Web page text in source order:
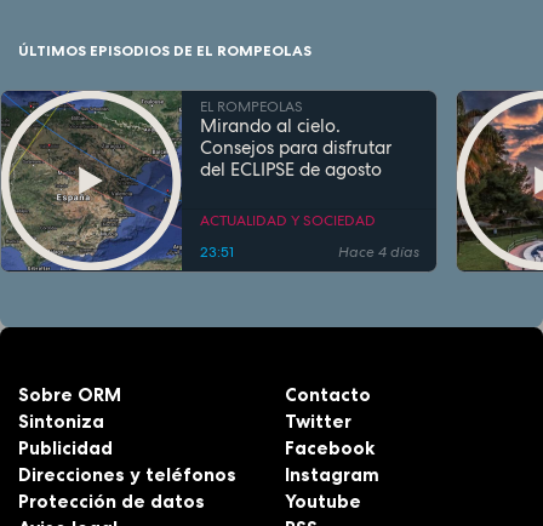
ÚLTIMOS EPISODIOS DE EL ROMPEOLAS
EL ROMPEOLAS
Mirando al cielo.
Consejos para disfrutar
del ECLIPSE de agosto
ACTUALIDAD Y SOCIEDAD
23:51
Hace 4 días
Sobre ORM
Sintoniza
Publicidad
Direcciones y teléfonos
Protección de datos
Contacto
Twitter
Facebook
Instagram
Youtube